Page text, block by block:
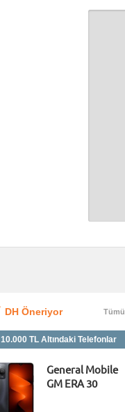
DH Öneriyor Tümü
10.000 TL Altındaki Telefonlar
General Mobile
GM ERA 30